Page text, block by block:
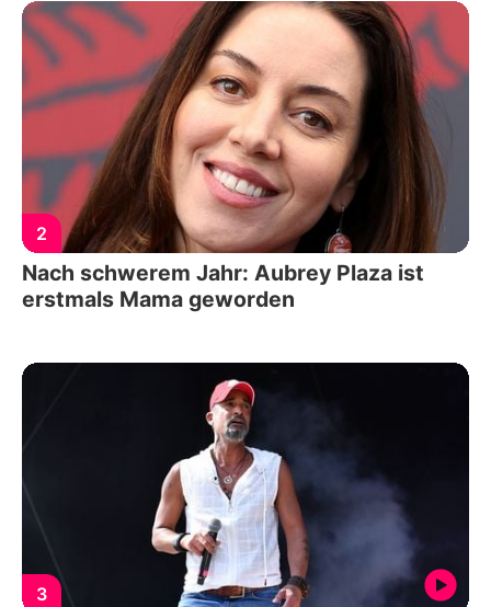
2
Nach schwerem Jahr: Aubrey Plaza ist
erstmals Mama geworden
3